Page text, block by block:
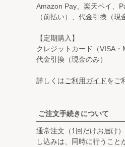
Amazon Pay、楽天ペイ、
（前払い）、代金引換（現
【定期購入】
クレジットカード（VISA・
代金引換（現金のみ）
詳しくはご利用ガイドをご
ご注文手続きについて
通常注文（1回だけお届け
し込みは、同時に行うこと